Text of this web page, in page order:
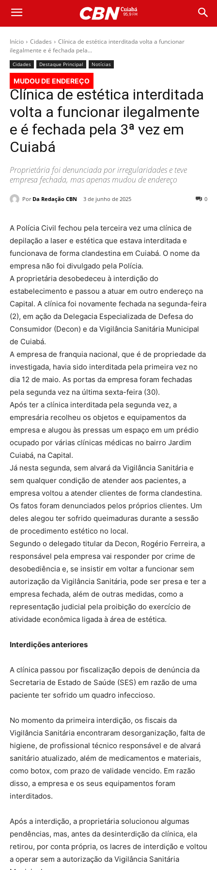
Início Cidades
Clínica de estética interditada volta a funcionar
ilegalmente e é fechada pela...
Cidades Destaque Principal Notícias
MUDOU DE ENDEREÇO
Clínica de estética interditada
volta a funcionar ilegalmente
e é fechada pela 3ª vez em
Cuiabá
Proprietária foi denunciada por irregularidades e teve
empresa fechada, mas apenas mudou de endereço
Por Da Redação CBN 3 de junho de 2025 0
A Polícia Civil fechou pela terceira vez uma clínica de
depilação a laser e estética que estava interditada e
funcionava de forma clandestina em Cuiabá. O nome da
empresa não foi divulgado pela Polícia.
A proprietária desobedeceu à interdição do
estabelecimento e passou a atuar em outro endereço na
Capital. A clínica foi novamente fechada na segunda-feira
(2), em ação da Delegacia Especializada de Defesa do
Consumidor (Decon) e da Vigilância Sanitária Municipal
de Cuiabá.
A empresa de franquia nacional, que é de propriedade da
investigada, havia sido interditada pela primeira vez no
dia 12 de maio. As portas da empresa foram fechadas
pela segunda vez na última sexta-feira (30).
Após ter a clínica interditada pela segunda vez, a
empresária recolheu os objetos e equipamentos da
empresa e alugou às pressas um espaço em um prédio
ocupado por várias clínicas médicas no bairro Jardim
Cuiabá, na Capital.
Já nesta segunda, sem alvará da Vigilância Sanitária e
sem qualquer condição de atender aos pacientes, a
empresa voltou a atender clientes de forma clandestina.
Os fatos foram denunciados pelos próprios clientes. Um
deles alegou ter sofrido queimaduras durante a sessão
de procedimento estético no local.
Segundo o delegado titular da Decon, Rogério Ferreira, a
responsável pela empresa vai responder por crime de
desobediência e, se insistir em voltar a funcionar sem
autorização da Vigilância Sanitária, pode ser presa e ter a
empresa fechada, além de outras medidas, como a
representação judicial pela proibição do exercício de
atividade econômica ligada à área de estética.
Interdições anteriores
A clínica passou por fiscalização depois de denúncia da
Secretaria de Estado de Saúde (SES) em razão de uma
paciente ter sofrido um quadro infeccioso.
No momento da primeira interdição, os fiscais da
Vigilância Sanitária encontraram desorganização, falta de
higiene, de profissional técnico responsável e de alvará
sanitário atualizado, além de medicamentos e materiais,
como botox, com prazo de validade vencido. Em razão
disso, a empresa e os seus equipamentos foram
interditados.
Após a interdição, a proprietária solucionou algumas
pendências, mas, antes da desinterdição da clínica, ela
retirou, por conta própria, os lacres de interdição e voltou
a operar sem a autorização da Vigilância Sanitária